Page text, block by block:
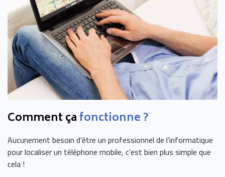
Comment çafonctionne ?
Aucunement besoin d’être un professionnel de l’informatique
pour localiser un téléphone mobile, c’est bien plus simple que
cela !